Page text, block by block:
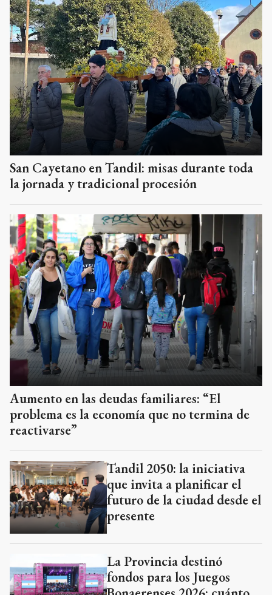
San Cayetano en Tandil: misas durante toda
la jornada y tradicional procesión
Aumento en las deudas familiares: “El
problema es la economía que no termina de
reactivarse”
Tandil 2050: la iniciativa
que invita a planificar el
futuro de la ciudad desde el
presente
La Provincia destinó
fondos para los Juegos